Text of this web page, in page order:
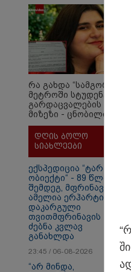
რამდენ წლიანი
პატიმრობა
ემუქრებათ
არასრულწლოვნებს?
რა გახდა “სამგორის”
მეტროში სტუდენტის
გარდაცვალების
მიზეზი - ცნობილია
ექსპერტიზის პასუხი
დღის ბოლო
სიახლეები
ექსპედიცია “ტარაიას
ობიექტი“ - 89 წლის
შემდეგ, მფრინავი
ამელია ერჰარტის
დაკარგული
თვითმფრინავის
ძებნა კვლავ
განახლდა
23:45 / 06-08-2026
“არ მინდა,